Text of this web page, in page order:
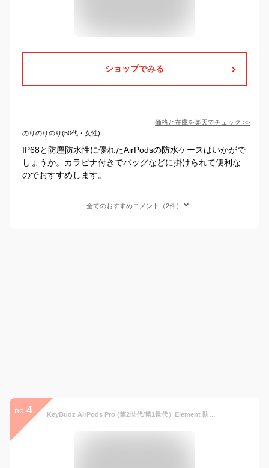
ショップでみる
価格と在庫を楽天でチェック >>
のりのりのり(50代・女性)
IP68と防塵防水性に優れたAirPodsの防水ケースはいかがで
しょうか。カラビナ付きでバッグなどに掛けられて便利な
のでおすすめします。
全てのおすすめコメント（2件）
no. 4 KeyBudz AirPods Pro (第2世代/第1世代）Element 防水ケース 米軍MIL規格 IP68 カラビナ付き エアーポッズ AirPods Pro2 防塵 耐衝撃 落下防止 セキュアロック 抗菌処理 USB-C Lightning対応